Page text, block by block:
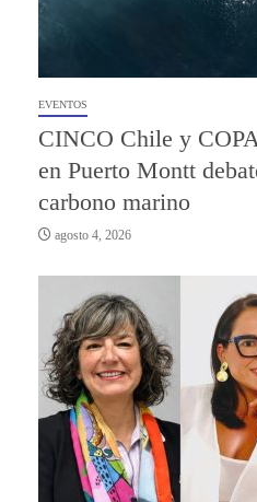
EVENTOS
CINCO Chile y
en Puerto Montt
carbono marino
agosto 4, 2026